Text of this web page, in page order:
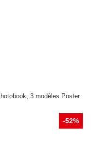
3 modèles Poster
-52%